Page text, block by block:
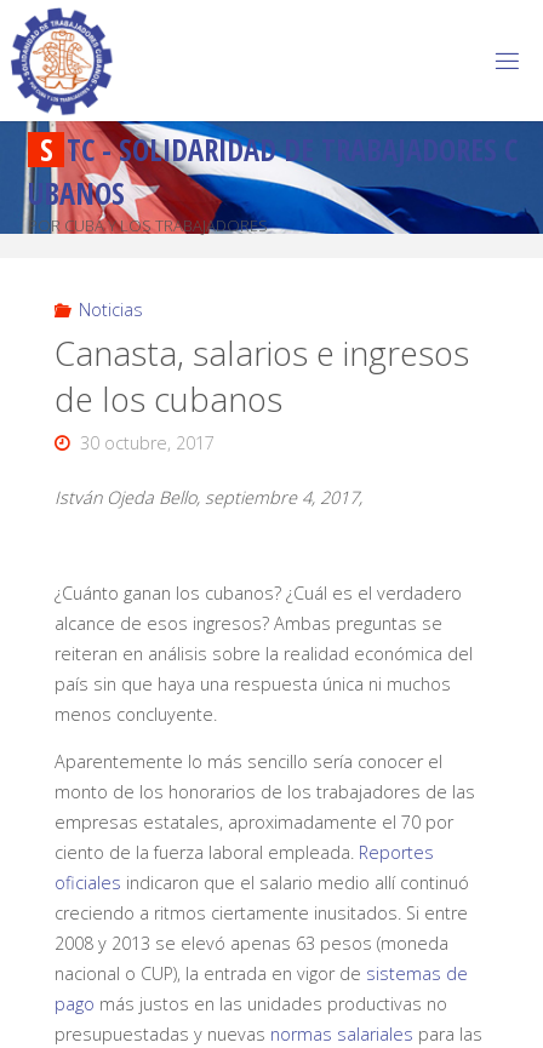
S TC-SOLIDARIDADD R A BAJADORES C
U BANOS
POR CUBA Y LOS TRABAJADORES
Noticias
Canasta, salarios e ingresos
de los cubanos
30 octubre, 2017
István Ojeda Bello, septiembre 4, 2017,
¿Cuánto ganan los cubanos? ¿Cuál es el verdadero
alcance de esos ingresos? Ambas preguntas se
reiteran en análisis sobre la realidad económica del
país sin que haya una respuesta única ni muchos
menos concluyente.
Aparentemente lo más sencillo sería conocer el
monto de los honorarios de los trabajadores de las
empresas estatales, aproximadamente el 70 por
ciento de la fuerza laboral empleada. Reportes
oficiales indicaron que el salario medio allí continuó
creciendo a ritmos ciertamente inusitados. Si entre
2008 y 2013 se elevó apenas 63 pesos (moneda
nacional o CUP), la entrada en vigor de sistemas de
pago más justos en las unidades productivas no
presupuestadas y nuevas normas salariales para las